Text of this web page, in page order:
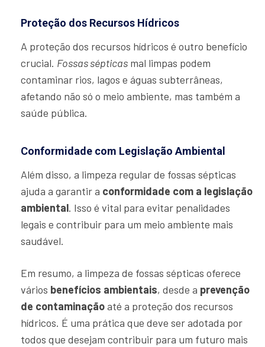
Proteção dos Recursos Hídricos
A proteção dos recursos hídricos é outro benefício
crucial. Fossas sépticas mal limpas podem
contaminar rios, lagos e águas subterrâneas,
afetando não só o meio ambiente, mas também a
saúde pública.
Conformidade com Legislação Ambiental
Além disso, a limpeza regular de fossas sépticas
ajuda a garantir a conformidade com a legislação
ambiental. Isso é vital para evitar penalidades
legais e contribuir para um meio ambiente mais
saudável.
Em resumo, a limpeza de fossas sépticas oferece
vários benefícios ambientais, desde a prevenção
de contaminaçãoaté a proteção dos recursos
hídricos. É uma prática que deve ser adotada por
todos que desejam contribuir para um futuro mais